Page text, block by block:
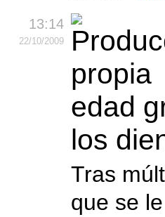
13:14
22/10/2009
edad
los
Tras
que se